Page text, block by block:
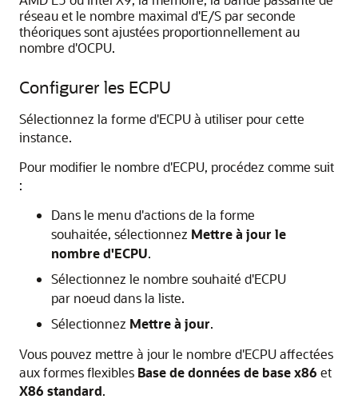
réseau et le nombre maximal d'E/S par seconde
théoriques sont ajustées proportionnellement au
nombre d'OCPU.
Configurer les ECPU
Sélectionnez la forme d'ECPU à utiliser pour cette
instance.
Pour modifier le nombre d'ECPU, procédez comme suit
:
Dans le menu d'actions de la forme
souhaitée, sélectionnez Mettre à jour le
nombre d'ECPU.
Sélectionnez le nombre souhaité d'ECPU
par noeud dans la liste.
Sélectionnez Mettre à jour.
Vous pouvez mettre à jour le nombre d'ECPU affectées
aux formes flexibles Base de données de base x86 et
X86 standard.